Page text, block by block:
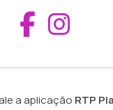
a aplicação RTP